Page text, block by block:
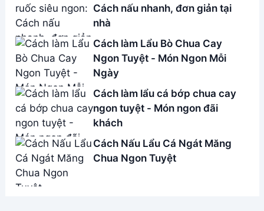
Cách nấu nhanh, đơn giản tại
nhà
Cách làm Lẩu Bò Chua Cay
Ngon Tuyệt - Món Ngon Mỗi
Ngày
Cách làm lẩu cá bớp chua cay
ngon tuyệt - Món ngon đãi
khách
Cách Nấu Lẩu Cá Ngát Măng
Chua Ngon Tuyệt